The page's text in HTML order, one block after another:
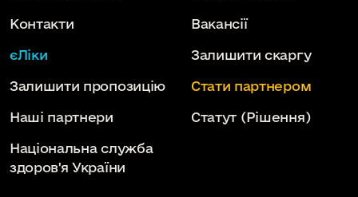
Контакти Вакансії
єЛіки Залишити скаргу
Залишити пропозицію Стати партнером
Наші партнери Статут (Рішення)
Національна служба
здоров'я України